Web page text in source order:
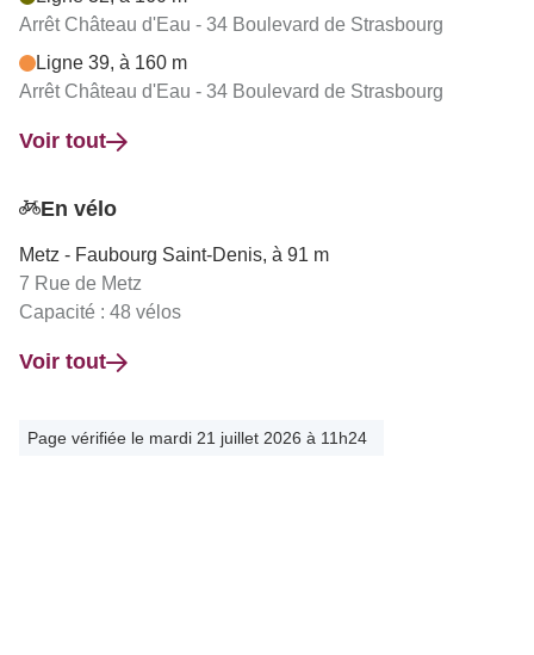
Arrêt Château d'Eau - 34 Boulevard de Strasbourg
Ligne 39, à 160 m
Arrêt Château d'Eau - 34 Boulevard de Strasbourg
Voir tout
En vélo
Metz - Faubourg Saint-Denis, à 91 m
7 Rue de Metz
Capacité : 48 vélos
Voir tout
Page vérifiée le mardi 21 juillet 2026 à 11h24